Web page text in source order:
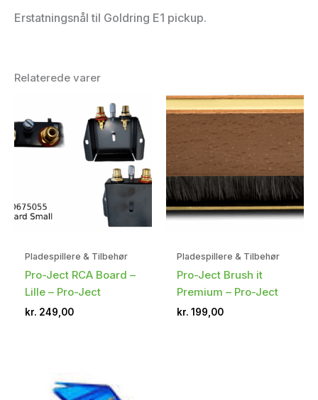
Erstatningsnål til Goldring E1 pickup.
Relaterede varer
Pladespillere & Tilbehør
Pro-Ject RCA Board –
Lille – Pro-Ject
kr. 249,00
Pladespillere & Tilbehør
Pro-Ject Brush it
Premium – Pro-Ject
kr. 199,00